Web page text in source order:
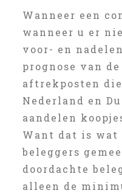
Wanneer een
wanneer u er
voor- en
prognose van
aftrekposten
Nederland en
aandelen
Want dat is wat
beleggers
doordachte
alleen de